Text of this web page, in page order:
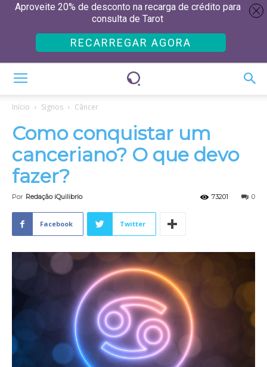
Início Signos Câncer
Como conquistar um
canceriano? O que devo
fazer?
Por Redação iQuilibrio 0
73201
Facebook Twitter
Aproveite 20% de desconto na recarga de crédito para
consulta de Tarot
RECARREGAR AGORA